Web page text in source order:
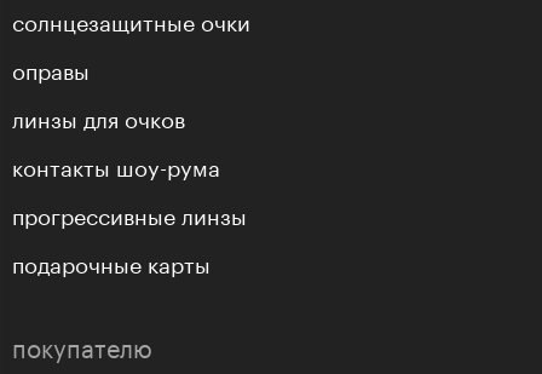
солнцезащитные очки
оправы
линзы для очков
контакты шоу-рума
прогрессивные линзы
подарочные карты
покупателю